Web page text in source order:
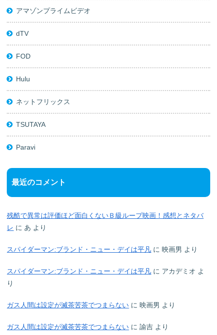
アマゾンプライムビデオ
dTV
FOD
Hulu
ネットフリックス
TSUTAYA
Paravi
最近のコメント
残酷で異常は評価ほど面白くないＢ級ループ映画！感想とネタバ
レ に あ より
スパイダーマン:ブランド・ニュー・デイは平凡 に映画男 より
スパイダーマン:ブランド・ニュー・デイは平凡 に アカデミオ よ
り
ガス人間は設定が滅茶苦茶でつまらない に映画男 より
ガス人間は設定が滅茶苦茶でつまらない に諭吉 より